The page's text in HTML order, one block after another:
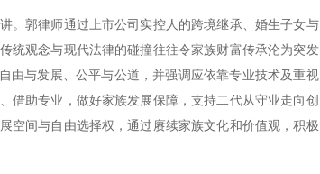
。郭律师通过上市公司实控人的跨境继承、婚生子女与
统观念与现代法律的碰撞往往令家族财富传承沦为突发
由与发展、公平与公道，并强调应依靠专业技术及重视
借助专业，做好家族发展保障，支持二代从守业走向创
空间与自由选择权，通过赓续家族文化和价值观，积极